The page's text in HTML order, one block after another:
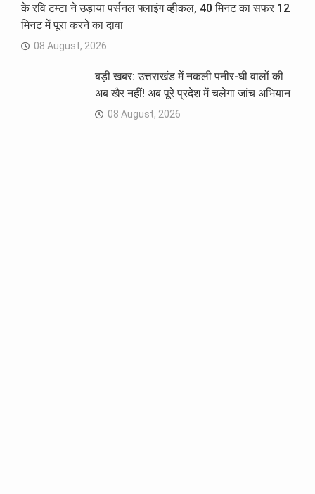
के रवि टम्टा ने उड़ाया पर्सनल फ्लाइंग व्हीकल, 40 मिनट का सफर 12
मिनट में पूरा करने का दावा
08 August, 2026
बड़ी खबर: उत्तराखंड में नकली पनीर-घी वालों की
अब खैर नहीं! अब पूरे प्रदेश में चलेगा जांच अभियान
08 August, 2026